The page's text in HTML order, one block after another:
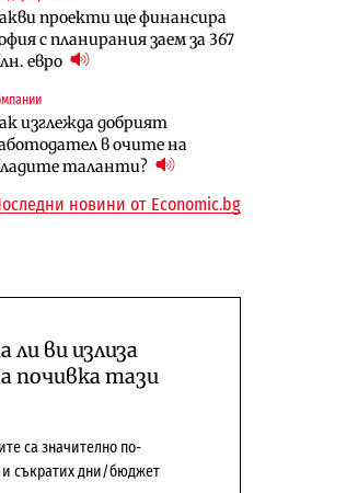
проекти ще финансира
с планирания заем за 367
евро
изглежда добрият
в очите на
таланти?
си
в лева: Каквокомпании и
интегратори
новини от Economic.bg
ли ви излиза
почивка тази
са значително по-
и съкратих дни/бюджет